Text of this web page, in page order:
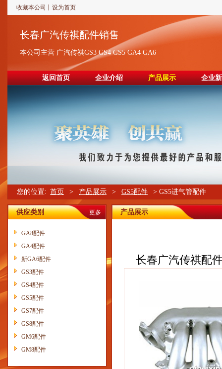
收藏本公司 设为首页
长春广汽传祺配件销售
本公司主营 广汽传祺GS3 GS4 GS5 GA4 GA6
返回首页 企业介绍 产品展示 企业
您的位置: 首页 > 产品展示 > GS5配件 > GS5进气管配件
更多
供应类别
GA8配件
GA4配件
新GA6配件
GS3配件
GS4配件
GS5配件
GS7配件
GS8配件
GM6配件
GM8配件
产品展示
长春广汽传祺配